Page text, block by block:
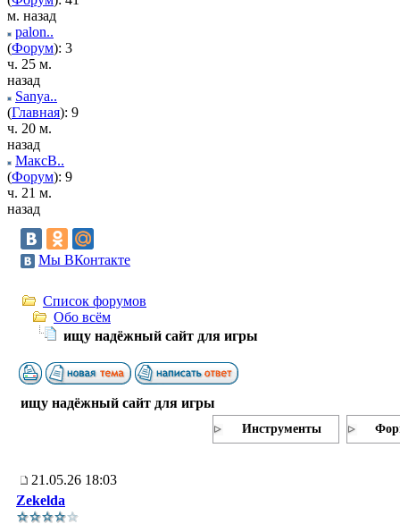
м. назад
palon..
(Форум): 3
ч. 25 м.
назад
Sanya..
(Главная): 9
ч. 20 м.
назад
МаксВ..
(Форум): 9
ч. 21 м.
назад
Мы ВКонтакте
Список форумов
Обо всём
ищу надёжный сайт для игры
ищу надёжный сайт для игры
Инструменты
21.05.26 18:03
Zekelda